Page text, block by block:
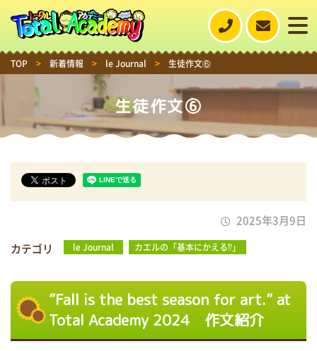
TOP > 新着情報 > le Journal > 生徒作文⑥
生徒作文⑥
2025年3月9日
カテゴリ
le Journal カエルの「基本にかえる⁉」
”Fall is the best season for art.” at
Total Academy 2024 作文紹介